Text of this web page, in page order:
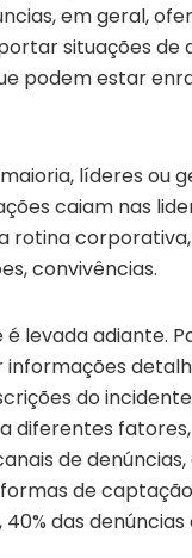
em geral,
situações de
podem estar
líderes ou
caiam nas
rotina
convivências.
levada adiante.
do
diferentes
de denúncias,
de
das denúncias